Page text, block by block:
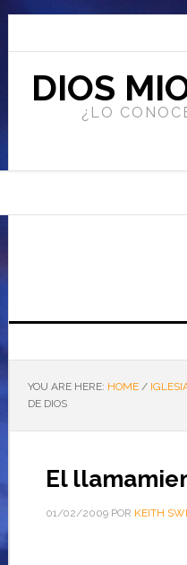
DIOS
¿LO
YOU ARE HERE: HOME /
DE DIOS
El
01/02/2009POR KEITH